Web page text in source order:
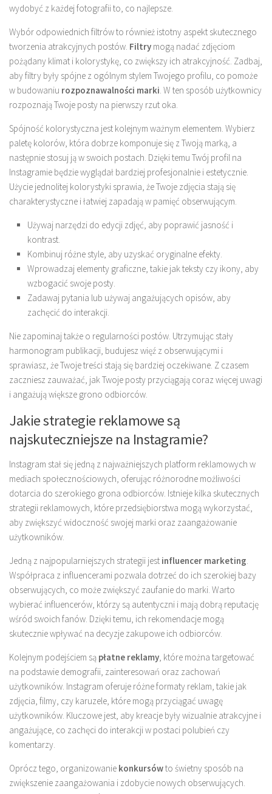
wydobyć z każdej fotografii to, co najlepsze.
Wybór odpowiednich filtrów to również istotny aspekt skutecznego
tworzenia atrakcyjnych postów. Filtry mogą nadać zdjęciom
pożądany klimat i kolorystykę, co zwiększy ich atrakcyjność. Zadbaj,
aby filtry były spójne z ogólnym stylem Twojego profilu, co pomoże
w budowaniu rozpoznawalności marki . W ten sposób użytkownicy
rozpoznają Twoje posty na pierwszy rzut oka.
Spójność kolorystyczna jest kolejnym ważnym elementem. Wybierz
paletę kolorów, która dobrze komponuje się z Twoją marką, a
następnie stosuj ją w swoich postach. Dzięki temu Twój profil na
Instagramie będzie wyglądał bardziej profesjonalnie i estetycznie.
Użycie jednolitej kolorystyki sprawia, że Twoje zdjęcia stają się
charakterystyczne i łatwiej zapadają w pamięć obserwującym.
Używaj narzędzi do edycji zdjęć, aby poprawić jasność i
kontrast.
Kombinuj różne style, aby uzyskać oryginalne efekty.
Wprowadzaj elementy graficzne, takie jak teksty czy ikony, aby
wzbogacić swoje posty.
Zadawaj pytania lub używaj angażujących opisów, aby
zachęcić do interakcji.
Nie zapominaj także o regularności postów. Utrzymując stały
harmonogram publikacji, budujesz więź z obserwującymi i
sprawiasz, że Twoje treści stają się bardziej oczekiwane. Z czasem
zaczniesz zauważać, jak Twoje posty przyciągają coraz więcej uwagi
i angażują większe grono odbiorców.
Jakie strategie reklamowe są
najskuteczniejsze na Instagramie?
Instagram stał się jedną z najważniejszych platform reklamowych w
mediach społecznościowych, oferując różnorodne możliwości
dotarcia do szerokiego grona odbiorców. Istnieje kilka skutecznych
strategii reklamowych, które przedsiębiorstwa mogą wykorzystać,
aby zwiększyć widoczność swojej marki oraz zaangażowanie
użytkowników.
Jedną z najpopularniejszych strategii jest influencer marketing
Współpraca z influencerami pozwala dotrzeć do ich szerokiej bazy
obserwujących, co może zwiększyć zaufanie do marki. Warto
wybierać influencerów, którzy są autentyczni i mają dobrą reputację
wśród swoich fanów. Dzięki temu, ich rekomendacje mogą
skutecznie wpływać na decyzje zakupowe ich odbiorców.
Kolejnym podejściem są płatne reklamy , które można targetować
na podstawie demografii, zainteresowań oraz zachowań
użytkowników. Instagram oferuje różne formaty reklam, takie jak
zdjęcia, filmy, czy karuzele, które mogą przyciągać uwagę
użytkowników. Kluczowe jest, aby kreacje były wizualnie atrakcyjne i
angażujące, co zachęci do interakcji w postaci polubień czy
komentarzy.
Oprócz tego, organizowanie konkursówto świetny sposób na
zwiększenie zaangażowania i zdobycie nowych obserwujących.